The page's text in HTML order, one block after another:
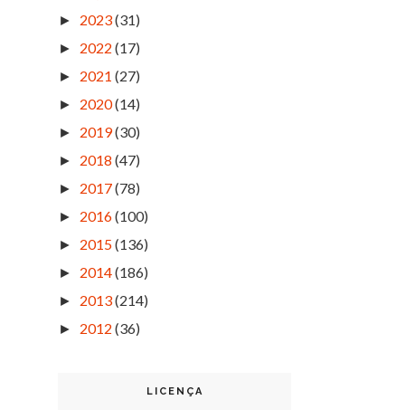
► 2023(31)
► 2022 (17)
► 2021 (27)
► 2020(14)
► 2019(30)
► 2018 (47)
► 2017(78)
► 2016(100)
► 2015(136)
► 2014(186)
► 2013(214)
► 2012 (36)
LICENÇA